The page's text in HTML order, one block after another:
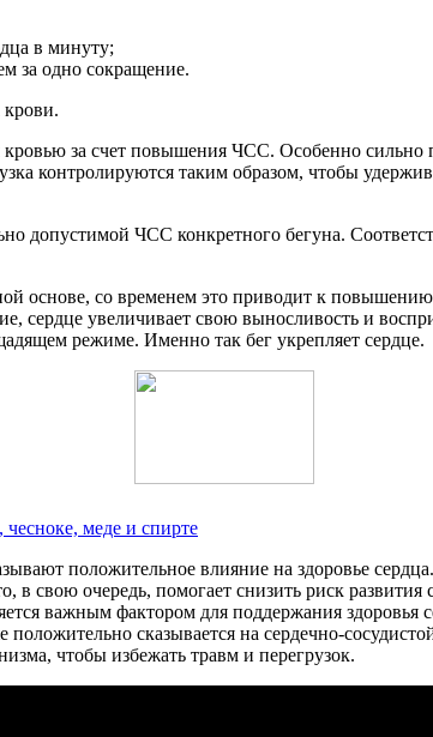
в минуту;
за одно сокращение.
крови.
за счет повышения ЧСС. Особенно сильно
контролируются таким образом, чтобы
допустимой ЧСС конкретного бегуна.
основе, со временем это приводит к
увеличивает свою выносливость и
режиме. Именно так бег укрепляет сердце.
меде и спирте
положительное влияние на здоровье
очередь, помогает снизить риск развития
важным фактором для поддержания здоровья
сказывается на сердечно-
чтобы избежать травм и перегрузок.